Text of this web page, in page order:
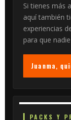
Si tienes más
aquí también
experiencias
para que
Juanma,
PACKS Y